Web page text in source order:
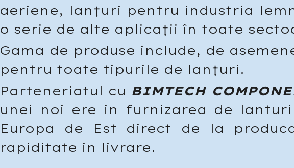
aeriene, lanțuri pentru industria
o serie de alte aplicații în toate
Gama de produse include, de
pentru toate tipurile de lanțuri.
Parteneriatul cu BIMTECH
unei noi ere in furnizarea
de
Europa de Est direct de la
rapiditate in livrare.